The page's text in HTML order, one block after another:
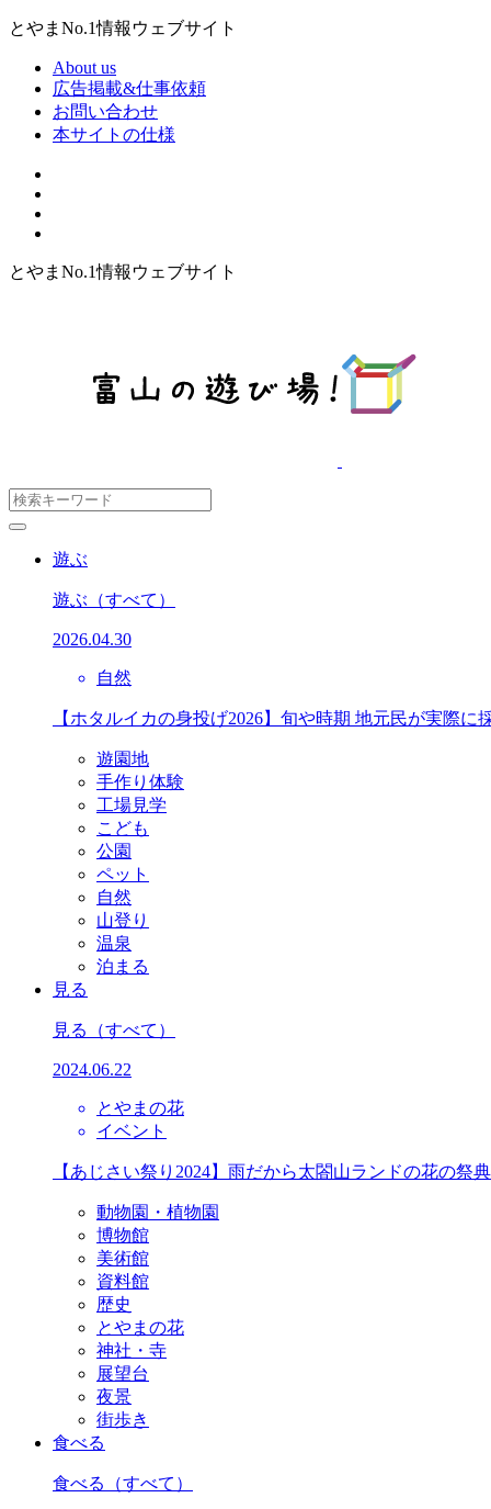
とやまNo.1情報ウェブサイト
About us
広告掲載&仕事依頼
お問い合わせ
本サイトの仕様
とやまNo.1情報ウェブサイト
遊ぶ
遊ぶ （すべて）
2026.04.30
自然
【ホタルイカの身投げ2026】旬や時期 地元民が実際に
遊園地
手作り体験
工場見学
こども
公園
ペット
自然
山登り
温泉
泊まる
見る
見る （すべて）
2024.06.22
とやまの花
イベント
【あじさい祭り2024】雨だから太閤山ランドの花の祭
動物園・植物園
博物館
美術館
資料館
歴史
とやまの花
神社・寺
展望台
夜景
街歩き
食べる
食べる （すべて）